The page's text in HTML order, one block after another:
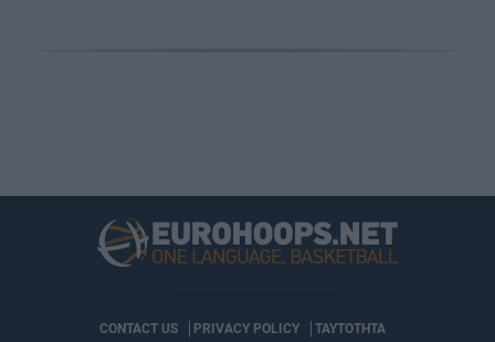
CONTACT US PRIVACY POLICY ΤΑΥΤΟΤΗΤΑ